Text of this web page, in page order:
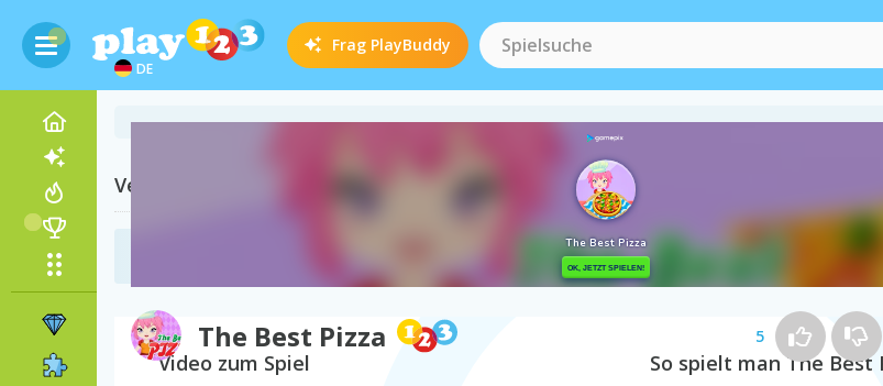
DE
Frag PlayBuddy
The Best Pizza 5
Verwandte Kategorien
Video zum Spiel So spielt man The Best